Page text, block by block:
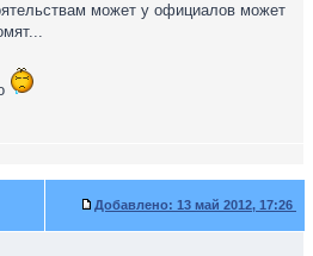
может у официалов может
Добавлено: 13 май 2012, 17:26